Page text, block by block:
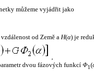
můžeme vyjádřit jako
od Země aH(α) je
,
dvou fázových funkcí Φ1(